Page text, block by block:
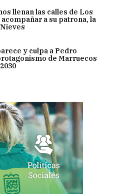
llenan las calles de Los
a su patrona, la
y culpa a Pedro
de Marruecos